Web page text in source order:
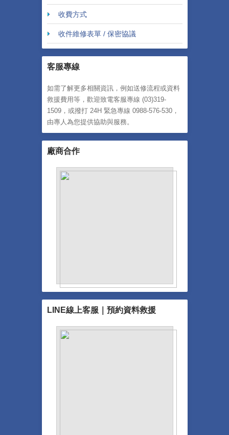
收費方式
收件維修表單 / 保密協議
客服專線
如需了解更多相關資訊，例如送修流程或資料
救援費用等，歡迎致電客服專線 (03)319-
1509，或撥打 24H 緊急專線 0988-576-530，
由專人為您提供協助與服務。
廠商合作
LINE線上客服｜預約資料救援